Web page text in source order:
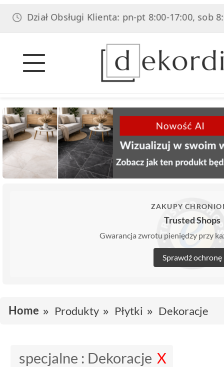
Obsługi Klienta: pn-pt 8:00-17:00, sob 8:00-
ZAKUPY
Trusted Shops
Gwarancja zwrotu pieniędzy przy
Sprawdź ochronę
Home Produkty Płytki Dekoracje
specjalne : Dekoracje